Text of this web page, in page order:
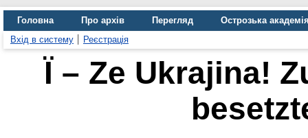
Головна Про архів Перегляд
Острозька
Вхід в систему
Реєстрація
Ϊ – Ze Ukrajina!